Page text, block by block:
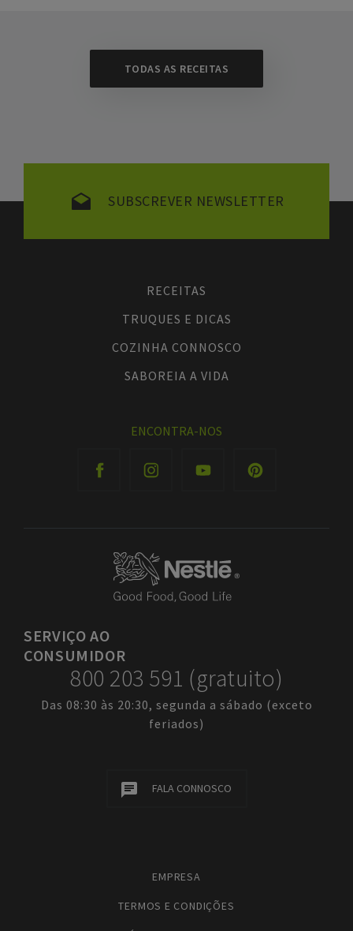
TODAS AS RECEITAS
SUBSCREVER NEWSLETTER
RECEITAS
TRUQUES E DICAS
COZINHA CONNOSCO
SABOREIA A VIDA
ENCONTRA-NOS
SERVIÇOAO
CONSUMIDOR
800 203 591 (gratuito)
Das 08:30 às 20:30, segunda a sábado (exceto
feriados)
FALA CONNOSCO
EMPRESA
TERMOS E CONDIÇÕES